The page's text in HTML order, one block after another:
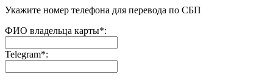
Укажите номер телефона для перевода по СБП
ФИО владельца карты*:
Telegram*: